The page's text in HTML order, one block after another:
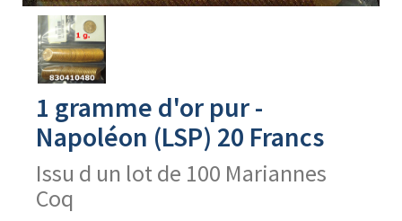
Avers
produit
1 gramme d'or pur -
Napoléon (LSP) 20 Francs
Issu d un lot de 100 Mariannes
Coq